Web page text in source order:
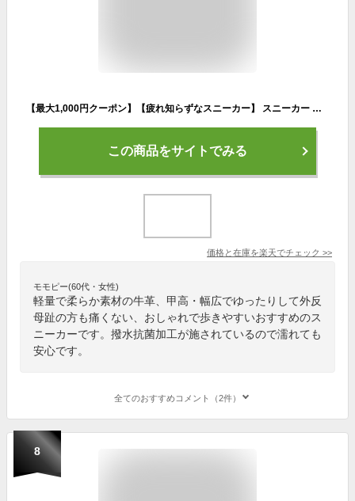
【最大1,000円クーポン】【疲れ知らずなスニーカー】 スニーカー ウォーキングシューズ 履きやすい 4E 外反母趾 甲高 おしゃれ 婦人靴 レディース シューズ コンフォート 軽量 幅広 撥水 旅行 婦人靴 国産 本革 散歩 カジュアル ゆったり 楽 21.5cm 25cm A7228
この商品をサイトでみる
価格と在庫を楽天でチェック >>
モモピー(60代・女性)
軽量で柔らか素材の牛革、甲高・幅広でゆったりして外反
母趾の方も痛くない、おしゃれで歩きやすいおすすめのス
ニーカーです。撥水抗菌加工が施されているので濡れても
安心です。
全てのおすすめコメント（2件）
8